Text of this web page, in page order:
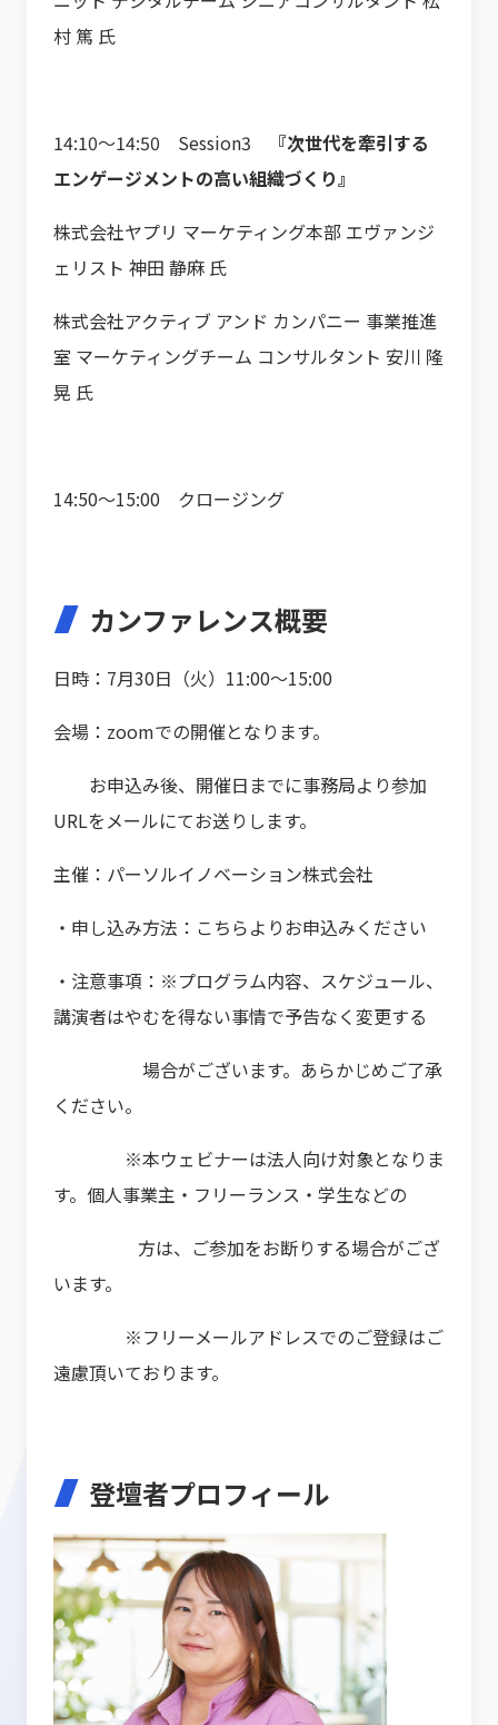
村 篤 氏
14:10～14:50 Session3
『次世代を牽引する
エンゲージメントの高い組織づくり』
株式会社ヤプリ マーケティング本部 エヴァンジ
ェリスト 神田 静麻 氏
株式会社アクティブ アンド カンパニー 事業推進
室 マーケティングチーム コンサルタント 安川 隆
晃 氏
14:50～15:00 クロージング
カンファレンス概要
日時：7月30日（火）11:00～15:00
会場：zoomでの開催となります。
お申込み後、開催日までに事務局より参加
URLをメールにてお送りします。
主催：パーソルイノベーション株式会社
・申し込み方法：こちらよりお申込みください
・注意事項：※プログラム内容、スケジュール、
講演者はやむを得ない事情で予告なく変更する
場合がございます。あらかじめご了承
ください。
※本ウェビナーは法人向け対象となりま
す。個人事業主・フリーランス・学生などの
方は、ご参加をお断りする場合がござ
います。
※フリーメールアドレスでのご登録はご
遠慮頂いております。
登壇者プロフィール